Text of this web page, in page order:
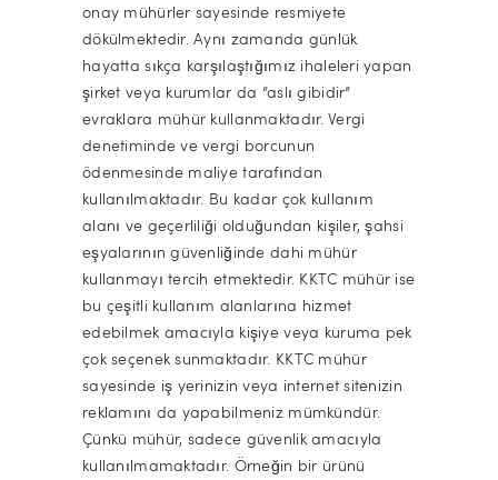
onay mühürler sayesinde resmiyete
dökülmektedir. Aynı zamanda günlük
hayatta sıkça karşılaştığımız ihaleleri yapan
şirket veya kurumlar da “aslı gibidir”
evraklara mühür kullanmaktadır. Vergi
denetiminde ve vergi borcunun
ödenmesinde maliye tarafından
kullanılmaktadır. Bu kadar çok kullanım
alanı ve geçerliliği olduğundan kişiler, şahsi
eşyalarının güvenliğinde dahi mühür
kullanmayı tercih etmektedir. KKTC mühür ise
bu çeşitli kullanım alanlarına hizmet
edebilmek amacıyla kişiye veya kuruma pek
çok seçenek sunmaktadır. KKTC mühür
sayesinde iş yerinizin veya internet sitenizin
reklamını da yapabilmeniz mümkündür.
Çünkü mühür, sadece güvenlik amacıyla
kullanılmamaktadır. Örneğin bir ürünü